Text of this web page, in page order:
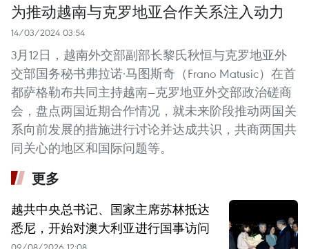
为推动越南与克罗地亚合作关系注入动力
14/03/2024 03:54
3月12日，越南外交部副部长黎氏秋恒与克罗地亚外
交部国务秘书弗拉诺·马图斯奇（Frano Matusic）在首
都萨格勒布共同主持越南—克罗地亚外交部政治磋商
会，盘点两国近期合作情况，就未来阶段推动两国关
系向前发展的措施进行讨论并达成共识，共商两国共
同关心的地区和国际问题等。
更多
越共中央总书记、国家主席苏林抵达
悉尼，开始对澳大利亚进行国事访问